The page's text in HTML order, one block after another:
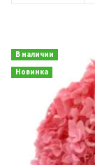
В наличии
Новинка